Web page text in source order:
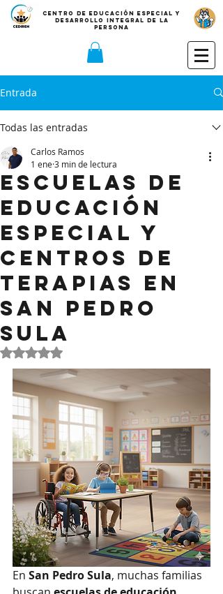
CENTRO DE EDUCACIÓN ESPECIAL Y
DESARROLLO INTEGRAL DE LA
PERSONA
Entrada
Todas las entradas
Escuelas de
Educación
Especial y
Centros de
Terapias en
San Pedro
Sula
Carlos Ramos
1 ene 3 min de lectura
Obtuvo NaN de 5 estrellas.
En San Pedro Sula, muchas familias